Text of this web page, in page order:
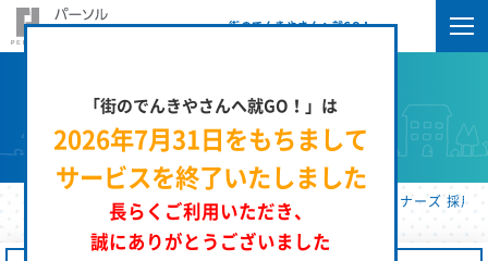
街のでんきやさんへ就GO！
「街のでんきやさんへ就GO！」は
2026年7月31日をもちまして
サービスを終了いたしました
長らくご利用いただき、
誠にありがとうございました
求人検索
街のでんきやさんへ就GO！ | パーソルエクセルＨＲパートナーズ 採用